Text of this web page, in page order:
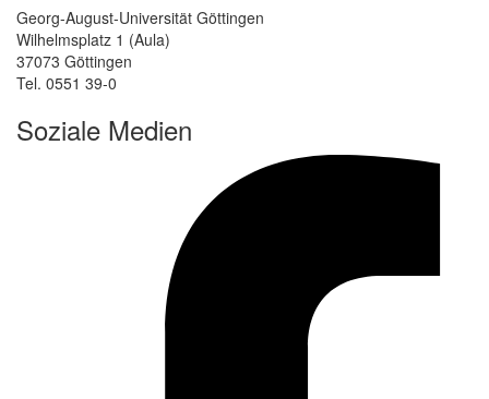
Georg-August-Universität Göttingen
Wilhelmsplatz 1 (Aula)
37073 Göttingen
Tel. 0551 39-0
Soziale Medien